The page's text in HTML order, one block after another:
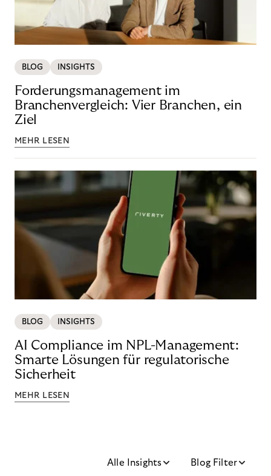
BLOG INSIGHTS
Forderungsmanagement im
Branchenvergleich: Vier Branchen, ein
Ziel
MEHR LESEN
BLOG INSIGHTS
AI Compliance im NPL-Management:
Smarte Lösungen für regulatorische
Sicherheit
MEHR LESEN
Alle Insights Blog Filter